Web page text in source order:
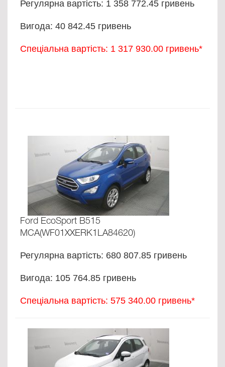
Регулярна вартість: 1 358 772.45 гривень
Вигода: 40 842.45 гривень
Спеціальна вартість: 1 317 930.00 гривень*
Ford EcoSport B515
MCA(WF01XXERK1LA84620)
Регулярна вартість: 680 807.85 гривень
Вигода: 105 764.85 гривень
Спеціальна вартість: 575 340.00 гривень*